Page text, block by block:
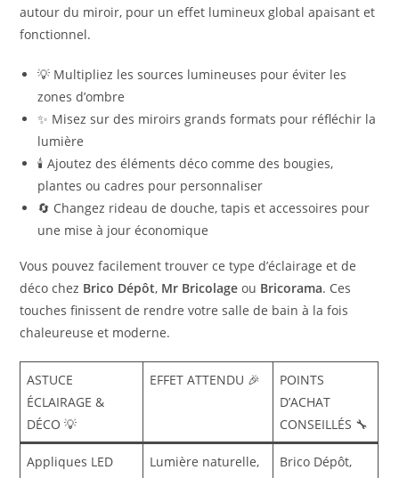
autour du miroir, pour un effet lumineux global apaisant et
fonctionnel.
💡 Multipliez les sources lumineuses pour éviter les
zones d’ombre
✨ Misez sur des miroirs grands formats pour réfléchir la
lumière
🕯️ Ajoutez des éléments déco comme des bougies,
plantes ou cadres pour personnaliser
🔄 Changez rideau de douche, tapis et accessoires pour
une mise à jour économique
Vous pouvez facilement trouver ce type d’éclairage et de
déco chez Brico Dépôt, Mr Bricolage ou Bricorama. Ces
touches finissent de rendre votre salle de bain à la fois
chaleureuse et moderne.
ASTUCE
ÉCLAIRAGE &
DÉCO 💡
EFFET ATTENDU 🎉
POINTS
D’ACHAT
CONSEILLÉS 🔧
Appliques LED
Lumière naturelle,
Brico Dépôt,